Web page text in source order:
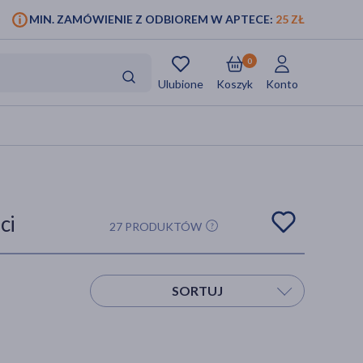
MIN. ZAMÓWIENIE Z ODBIOREM W APTECE: 25 ZŁ
Ulubione Koszyk
0
Konto
27 PRODUKTÓW
SORTUJ